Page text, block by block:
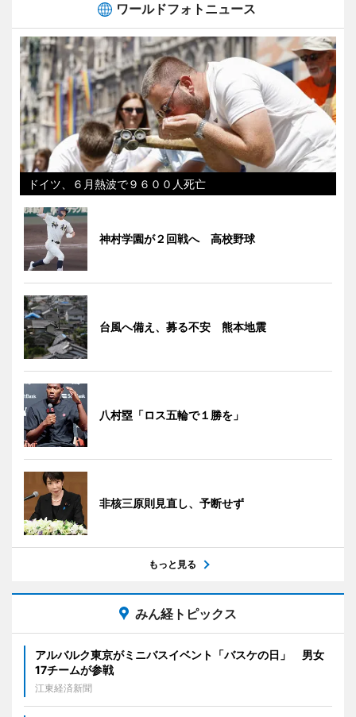
ワールドフォトニュース
ドイツ、６月熱波で９６００人死亡
神村学園が２回戦へ 高校野球
台風へ備え、募る不安 熊本地震
八村塁「ロス五輪で１勝を」
非核三原則見直し、予断せず
もっと見る
みん経トピックス
アルバルク東京がミニバスイベント「バスケの日」 男女
17チームが参戦
江東経済新聞